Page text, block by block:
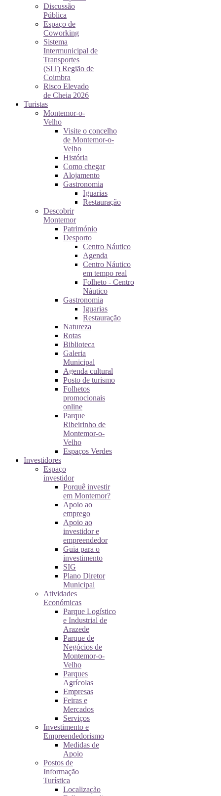
Discussão
Pública
Espaço de
Coworking
Sistema
Intermunicipal de
Transportes
(SIT) Região de
Coimbra
Risco Elevado
de Cheia 2026
Turistas
Montemor-o-
Velho
Visite o concelho
de Montemor-o-
Velho
História
Como chegar
Alojamento
Gastronomia
Iguarias
Restauração
Descobrir
Montemor
Património
Desporto
Centro Náutico
Agenda
Centro Náutico
em tempo real
Folheto - Centro
Náutico
Gastronomia
Iguarias
Restauração
Natureza
Rotas
Biblioteca
Galeria
Municipal
Agenda cultural
Posto de turismo
Folhetos
promocionais
online
Parque
Ribeirinho de
Montemor-o-
Velho
Espaços Verdes
Investidores
Espaço
investidor
Porquê investir
em Montemor?
Apoio ao
emprego
Apoio ao
investidor e
empreendedor
Guia para o
investimento
SIG
Plano Diretor
Municipal
Atividades
Económicas
Parque Logístico
e Industrial de
Arazede
Parque de
Negócios de
Montemor-o-
Velho
Parques
Agrícolas
Empresas
Feiras e
Mercados
Serviços
Investimento e
Empreendedorismo
Medidas de
Apoio
Postos de
Informação
Turística
Localização